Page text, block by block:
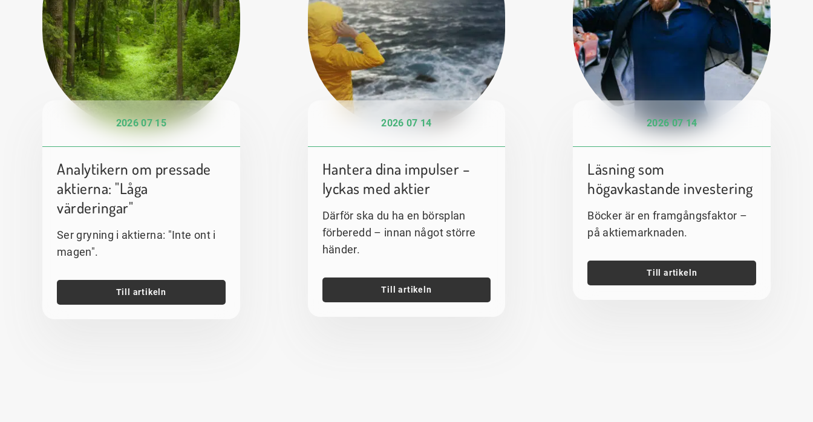
2026 07 15
Analytikern om pressade
aktierna: "Låga
värderingar"
Ser gryning i aktierna: "Inte ont i
magen".
Till artikeln
2026 07 14
Hantera dina impulser –
lyckas med aktier
Därför ska du ha en börsplan
förberedd – innan något större
händer.
Till artikeln
2026 07 14
Läsning som
högavkastande investering
Böcker är en framgångsfaktor –
på aktiemarknaden.
Till artikeln